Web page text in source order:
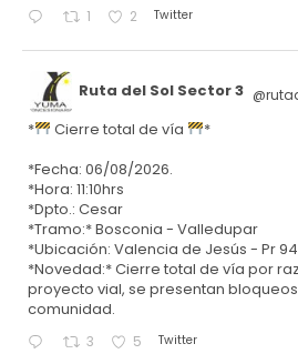
1 2 Twitter
Ruta del Sol Sector 3
* Cierre total de vía
*
*Fecha: 06/08/2026.
*Hora: 11:10hrs
*Dpto.: Cesar
*Tramo:* Bosconia - Valledupar
*Ubicación: Valencia de Jesús - Pr
*Novedad:* Cierre total de vía por
proyecto vial, se presentan
comunidad.
3 5 Twitter